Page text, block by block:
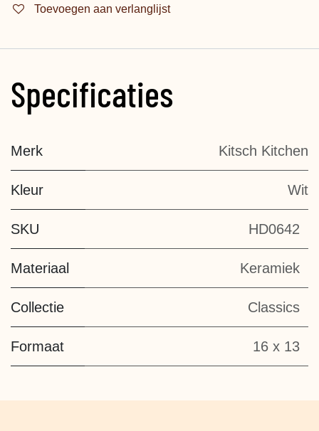
Toevoegen aan verlanglijst
Specificaties
Merk Kitsch Kitchen
Kleur Wit
SKU HD0642
Materiaal Keramiek
Collectie Classics
Formaat 16 x 13